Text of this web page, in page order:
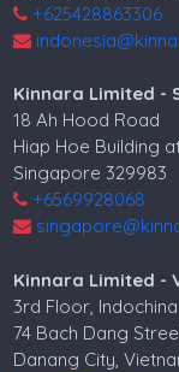
+625428863306
Kinnara Limited -
18 Ah Hood Road
Hiap Hoe Building
Singapore 329983
+6569928068
Kinnara Limited -
3rd Floor,
74 Bach Dang
Danang City,